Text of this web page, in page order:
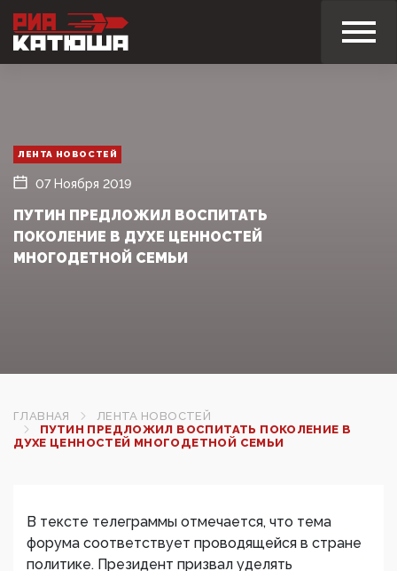
ЛЕНТА НОВОСТЕЙ
07 Ноября 2019
ПУТИН ПРЕДЛОЖИЛ ВОСПИТАТЬ
ПОКОЛЕНИЕ В ДУХЕ ЦЕННОСТЕЙ
МНОГОДЕТНОЙ СЕМЬИ
ГЛАВНАЯ
ЛЕНТА НОВОСТЕЙ
ПУТИН ПРЕДЛОЖИЛ ВОСПИТАТЬ ПОКОЛЕНИЕ В
ДУХЕ ЦЕННОСТЕЙ МНОГОДЕТНОЙ СЕМЬИ
В тексте телеграммы отмечается, что тема
форума соответствует проводящейся в стране
политике. Президент призвал уделять